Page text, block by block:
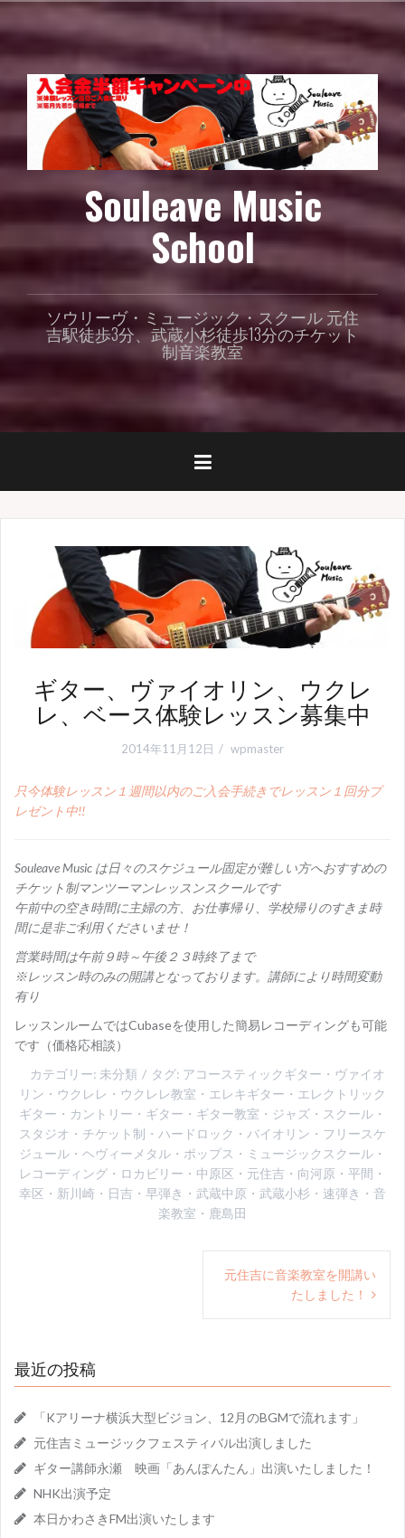
コ
ン
ツ
ッ
Souleave Music
School
ソウリーヴ・ミュージック・スクール 元住
吉駅徒歩3分、武蔵小杉徒歩13分のチケット
制音楽教室
ギター、ヴァイオリン、ウクレ
レ、ベース体験レッスン募集中
2014年11月12日 wpmaster
只今体験レッスン１週間以内のご入会手続きでレッスン１回分プ
レゼント中!!
Souleave Music は日々のスケジュール固定が難しい方へおすすめの
チケット制マンツーマンレッスンスクールです
午前中の空き時間に主婦の方、お仕事帰り、学校帰りのすきま時
間に是非ご利用くださいませ！
営業時間は午前９時～午後２３時終了まで
※レッスン時のみの開講となっております。講師により時間変動
有り
レッスンルームではCubaseを使用した簡易レコーディングも可能
です（価格応相談）
カテゴリー: 未分類 タグ: アコースティックギター ・ ヴァイオ
リン ・ ウクレレ ・ ウクレレ教室 ・ エレキギター ・ エレクトリック
ギター ・ カントリー ・ ギター ・ ギター教室 ・ ジャズ ・ スクール ・
スタジオ ・ チケット制 ・ ハードロック ・ バイオリン ・ フリースケ
ジュール ・ ヘヴィーメタル ・ ポップス ・ ミュージックスクール ・
レコーディング ・ ロカビリー ・ 中原区 ・ 元住吉 ・ 向河原 ・ 平間 ・
幸区 ・ 新川崎 ・ 日吉 ・ 早弾き ・ 武蔵中原 ・ 武蔵小杉 ・ 速弾き ・ 音
楽教室 ・ 鹿島田
ビ
ゲ
ー
シ
ョ
ン
元住吉に音楽教室を開講い
たしました！
最近の投稿
「Kアリーナ横浜大型ビジョン、12月のBGMで流れます」
元住吉ミュージックフェスティバル出演しました
ギター講師永瀬 映画「あんぽんたん」出演いたしました！
NHK出演予定
本日かわさきFM出演いたします